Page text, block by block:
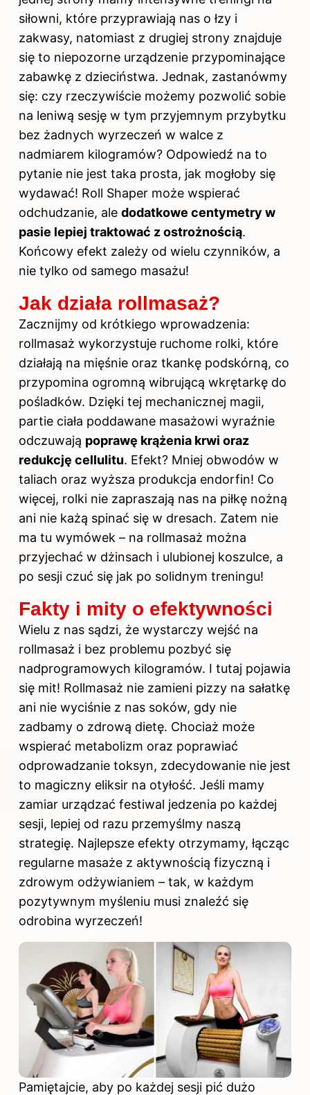
siłowni, które przyprawiają nas o łzy i
zakwasy, natomiast z drugiej strony znajduje
się to niepozorne urządzenie przypominające
zabawkę z dzieciństwa. Jednak, zastanówmy
się: czy rzeczywiście możemy pozwolić sobie
na leniwą sesję w tym przyjemnym przybytku
bez żadnych wyrzeczeń w walce z
nadmiarem kilogramów? Odpowiedź na to
pytanie nie jest taka prosta, jak mogłoby się
wydawać! Roll Shaper może wspierać
odchudzanie, ale dodatkowe centymetry w
pasie lepiej traktować z ostrożnością.
Końcowy efekt zależy od wielu czynników, a
nie tylko od samego masażu!
Jak działa rollmasaż?
Zacznijmy od krótkiego wprowadzenia:
rollmasaż wykorzystuje ruchome rolki, które
działają na mięśnie oraz tkankę podskórną, co
przypomina ogromną wibrującą wkrętarkę do
pośladków. Dzięki tej mechanicznej magii,
partie ciała poddawane masażowi wyraźnie
odczuwają poprawę krążenia krwi oraz
redukcję cellulitu. Efekt? Mniej obwodów w
taliach oraz wyższa produkcja endorfin! Co
więcej, rolki nie zapraszają nas na piłkę nożną
ani nie każą spinać się w dresach. Zatem nie
ma tu wymówek – na rollmasaż można
przyjechać w dżinsach i ulubionej koszulce, a
po sesji czuć się jak po solidnym treningu!
Fakty i mity o efektywności
Wielu z nas sądzi, że wystarczy wejść na
rollmasaż i bez problemu pozbyć się
nadprogramowych kilogramów. I tutaj pojawia
się mit! Rollmasaż nie zamieni pizzy na sałatkę
ani nie wyciśnie z nas soków, gdy nie
zadbamy o zdrową dietę. Chociaż może
wspierać metabolizm oraz poprawiać
odprowadzanie toksyn, zdecydowanie nie jest
to magiczny eliksir na otyłość. Jeśli mamy
zamiar urządzać festiwal jedzenia po każdej
sesji, lepiej od razu przemyślmy naszą
strategię. Najlepsze efekty otrzymamy, łącząc
regularne masaże z aktywnością fizyczną i
zdrowym odżywianiem – tak, w każdym
pozytywnym myśleniu musi znaleźć się
odrobina wyrzeczeń!
Pamiętajcie, aby po każdej sesji pić dużo